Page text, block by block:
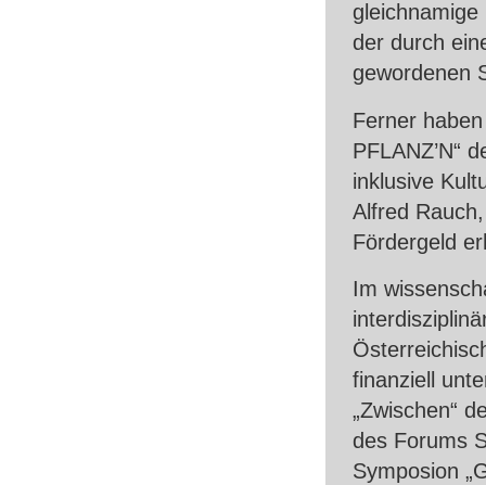
der durch
gewordenen
Ferner
PFLANZ’N“
inklusive
Alfred
Fördergeld
Im
finanziell
„Zwischen“
des Forums
Symposion